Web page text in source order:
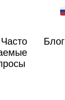
Часто
Блог